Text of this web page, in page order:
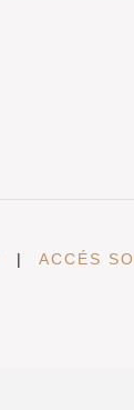
| ACCÉS